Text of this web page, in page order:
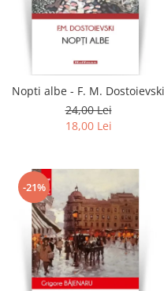
Literatura
Moderna
Romana
Universala
Calatorii
Memorii
Publicistica / Reportaje /
Stiinte umaniste
Istorie
Nopti albe - F. M. Dostoievski
24,00 Lei
18,00 Lei
-21%